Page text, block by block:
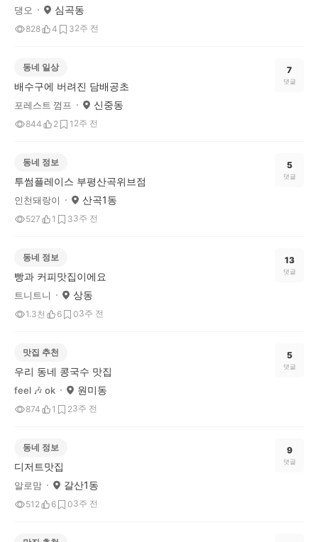
댕오 심곡동
828 4 32주 전
동네 일상
배수구에 버려진 담배공초
포레스트 껌프 신중동
844 2 1 2주 전
7
댓글
동네 정보
투썸플레이스 부평산곡위브점
인천돼랑이 산곡1동
527 1 33주 전
5
댓글
동네 정보
빵과 커피맛집이에요
트니트니 상동
1.3천 6 03주 전
13
댓글
맛집 추천
우리 동네 콩국수 맛집
feel 🎶 ok 원미동
874 1 23주 전
5
댓글
동네 정보
디저트맛집
알로맘 갈산1동
512 6 03주 전
9
댓글